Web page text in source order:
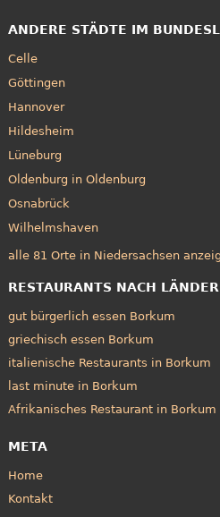
ANDERE STÄDTE IM
Celle
Göttingen
Hannover
Hildesheim
Lüneburg
Oldenburg in Oldenburg
Osnabrück
Wilhelmshaven
alle 81 Orte in Niedersachsen
RESTAURANTS NACH
gut bürgerlich essen Borkum
griechisch essen Borkum
italienische Restaurants in Borkum
last minute in Borkum
Afrikanisches Restaurant in Borkum
META
Home
Kontakt